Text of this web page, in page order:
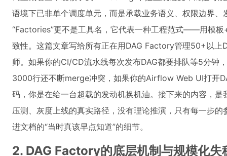
语境下已非单个调度单元，而是承载业务语义、权限边界
“Factories”更不是工具名，它代表一种工程范式——用模板
致性。这篇文章写给所有正在用DAG Factory管理50+以上
师。如果你的CI/CD流水线每次发布DAG都要排队等5分
3000行还不断merge冲突，如果你的Airflow Web UI打开
码，你是在给一台超载的发动机换机油。接下来的内容，
压测、灰度上线的真实路径，没有理论推演，只有每一步
进文档的“当时真该早点知道”的细节。
2. DAG Factory的底层机制与规模化失